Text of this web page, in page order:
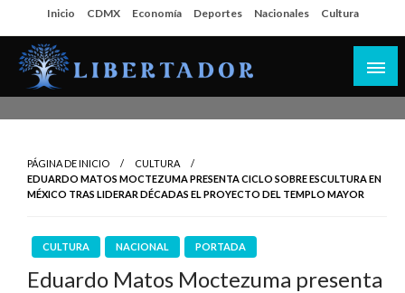
al
contenido
Inicio CDMX Economía Deportes Nacionales Cultura
PÁGINA DE INICIO
CULTURA
EDUARDO MATOS MOCTEZUMA PRESENTA CICLO SOBRE ESCULTURA EN
MÉXICO TRAS LIDERAR DÉCADAS EL PROYECTO DEL TEMPLO MAYOR
CULTURA NACIONAL PORTADA
Eduardo Matos Moctezuma presenta